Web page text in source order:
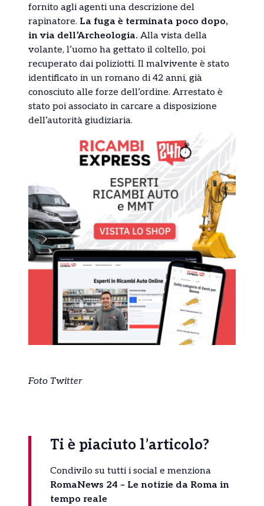
fornito agli agenti una descrizione del
rapinatore. La fuga è terminata poco dopo,
in via dell’Archeologia. Alla vista della
volante, l’uomo ha gettato il coltello, poi
recuperato dai poliziotti. Il malvivente è stato
identificato in un romano di 42 anni, già
conosciuto alle forze dell’ordine. Arrestato è
stato poi associato in carcare a disposizione
dell’autorità giudiziaria.
Foto Twitter
Ti è piaciuto l’articolo?
Condivilo su tutti i social e menziona
RomaNews 24 – Le notizie da Roma in
tempo reale